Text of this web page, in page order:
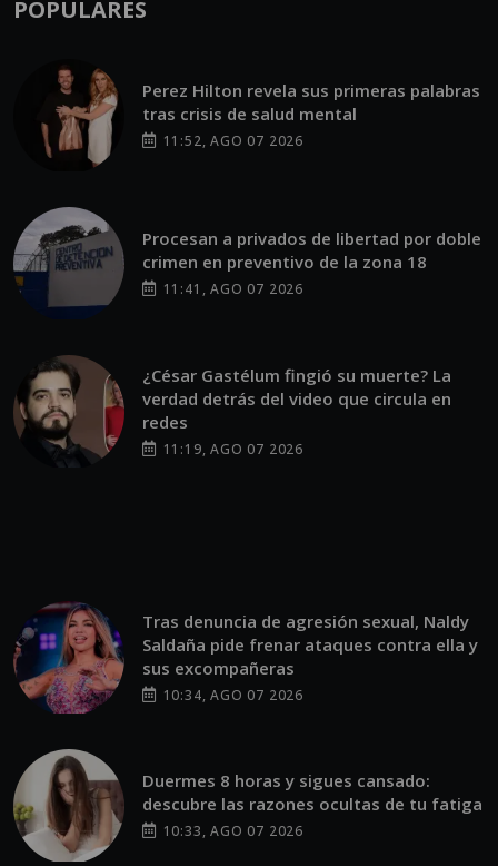
POPULARES
Perez Hilton revela sus primeras palabras
tras crisis de salud mental
11:52, AGO 07 2026
Procesan a privados de libertad por doble
crimen en preventivo de la zona 18
11:41, AGO 07 2026
¿César Gastélum fingió su muerte? La
verdad detrás del video que circula en
redes
11:19, AGO 07 2026
Tras denuncia de agresión sexual, Naldy
Saldaña pide frenar ataques contra ella y
sus excompañeras
10:34, AGO 07 2026
Duermes 8 horas y sigues cansado:
descubre las razones ocultas de tu fatiga
10:33, AGO 07 2026